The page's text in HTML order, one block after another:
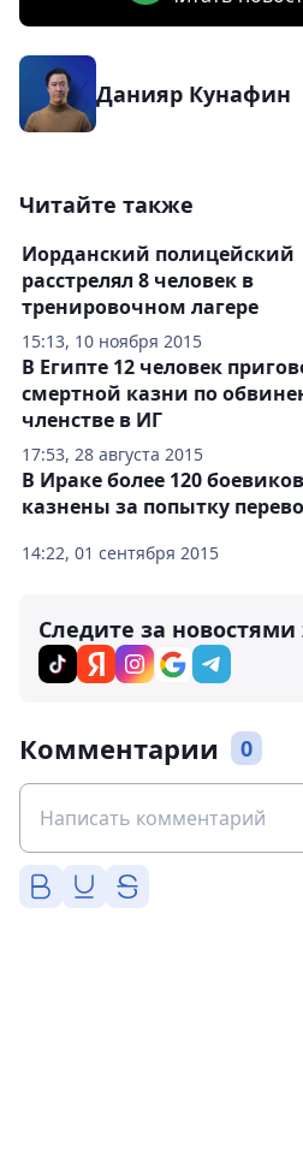
Данияр Кунафин
Читайте также
15:13, 10 ноября 2015
Иорданский полицейский
расстрелял 8 человек в
тренировочном лагере
17:53, 28 августа 2015
В Египте 12 человек
смертной казни по
членстве в ИГ
14:22, 01 сентября 2015
В Ираке более 120
казнены за попытку
Следите за новостями
Комментарии 0